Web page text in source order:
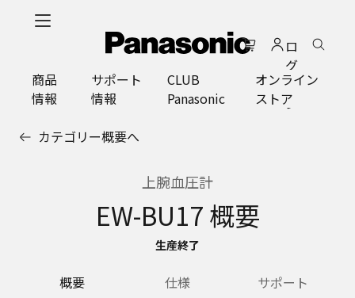
ロ
グ
イ
ン
商品
情報
サポート
情報
CLUB
Panasonic
オンライン
ストア
カテゴリー概要へ
上腕血圧計
EW-BU17 概要
生産終了
概要 仕様 サポート